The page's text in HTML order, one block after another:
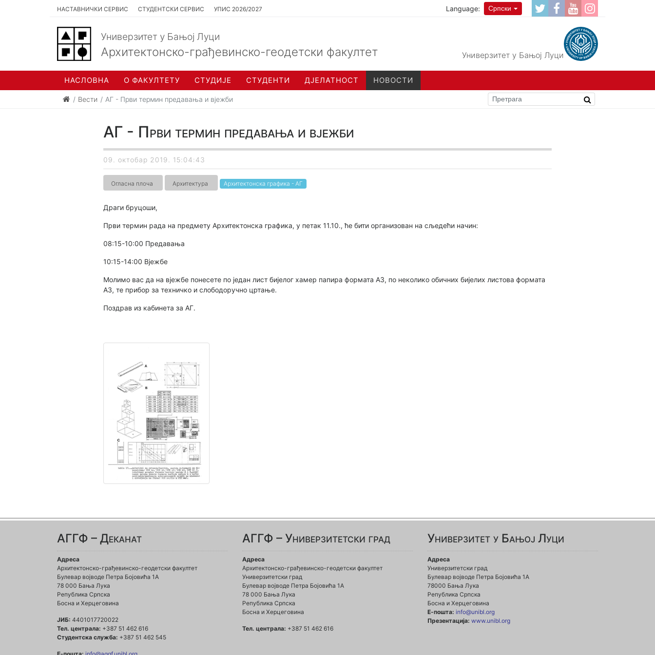
НАСТАВНИЧКИ СЕРВИС СТУДЕНТСКИ СЕРВИС УПИС 2026/2027 Language: Српски
Универзитет у Бањој Луци
Архитектонско-грађевинско-геодетски факултет Универзитет у Бањој Луци
НАСЛОВНА О ФАКУЛТЕТУ СТУДИЈЕ СТУДЕНТИ ДЈЕЛАТНОСТ НОВОСТИ
Вести АГ - Први термин предавања и вјежби
АГ - Први термин предавања и вјежби
09. октобар 2019. 15:04:43
Огласна плоча Архитектура Архитектонска графика - АГ
Драги бруцоши,
Први термин рада на предмету Архитектонска графика, у петак 11.10., ће бити организован на сљедећи начин:
08:15-10:00 Предавања
10:15-14:00 Вјежбе
Молимо вас да на вјежбе понесете по један лист бијелог хамер папира формата А3, по неколико обичних бијелих листова формата
А3, те прибор за техничко и слободоручно цртање.
Поздрав из кабинета за АГ.
АГГФ – Деканат
Адреса
Архитектонско-грађевинско-геодетски факултет
Булевар војводе Петра Бојовића 1A
78 000 Бања Лука
Република Српска
Босна и Херцеговина
ЈИБ: 4401017720022
Тел. централа: +387 51 462 616
Студентска служба: +387 51 462 545
АГГФ – Универзитетски град
Адреса
Архитектонско-грађевинско-геодетски факултет
Универзитетски град
Булевар војводе Петра Бојовића 1A
78 000 Бања Лука
Република Српска
Босна и Херцеговина
Тел. централа: +387 51 462 616
Универзитет у Бањој Луци
Адреса
Универзитетски град
Булевар војводе Петра Бојовића 1А
78000 Бања Лука
Република Српска
Босна и Херцеговина
Е-пошта: info@unibl.org
Презентација: www.unibl.org